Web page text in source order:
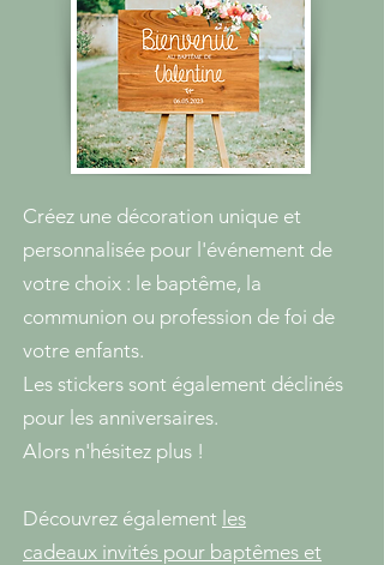
Créez une décoration unique et
personnalisée pour l'événement de
votre choix : le baptême, la
communion ou profession de foi de
votre enfants.
Les stickers sont également déclinés
pour les anniversaires.
Alors n'hésitez plus !
Découvrez également les
cadeaux invités pour baptêmes et